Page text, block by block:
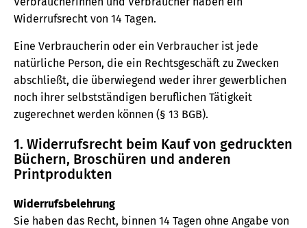
Widerrufsrecht von 14 Tagen.
Eine Verbraucherin oder ein Verbraucher ist jede
natürliche Person, die ein Rechtsgeschäft zu Zwecken
abschließt, die überwiegend weder ihrer gewerblichen
noch ihrer selbstständigen beruflichen Tätigkeit
zugerechnet werden können (§ 13 BGB).
1. Widerrufsrecht beim Kauf von gedruckten
Büchern, Broschüren und anderen
Printprodukten
Widerrufsbelehrung
Sie haben das Recht, binnen 14 Tagen ohne Angabe von